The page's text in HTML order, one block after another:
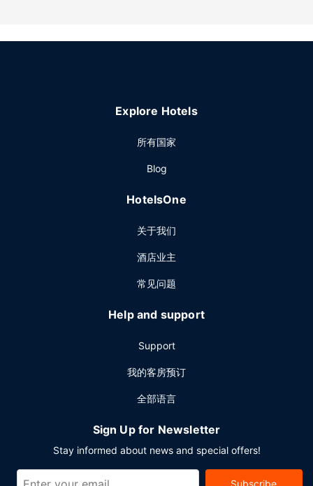
Explore Hotels
所有国家
Blog
HotelsOne
关于我们
酒店业主
常见问题
Help and support
Support
我的客房预订
全部语言
Sign Up for Newsletter
Stay informed about news and special offers!
Subscribe